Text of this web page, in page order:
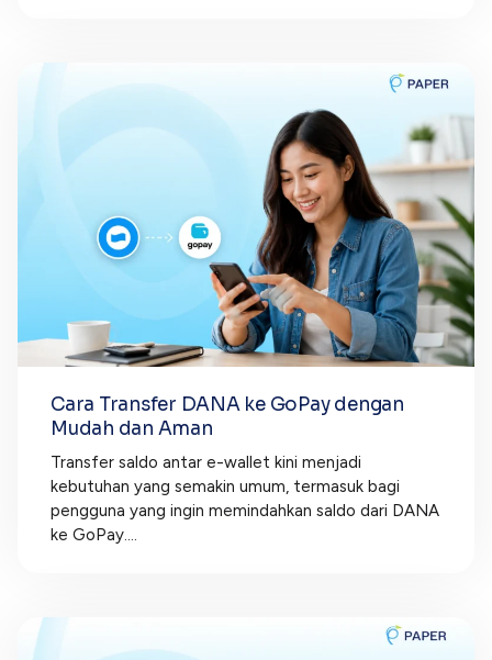
Cara Transfer DANA ke GoPay dengan
Mudah dan Aman
Transfer saldo antar e-wallet kini menjadi
kebutuhan yang semakin umum, termasuk bagi
pengguna yang ingin memindahkan saldo dari DANA
ke GoPay....